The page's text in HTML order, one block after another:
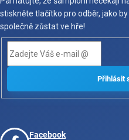
stiskněte tlačítko pro odběr, jako
společně zůstat ve hře!
Facebook